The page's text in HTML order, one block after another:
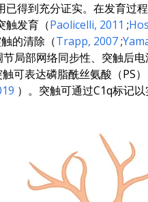
得到充分证实。在发育过
触发育（Paolicelli, 2011 ;
的清除（Trapp, 2007;
局部网络同步性、突触后
可表达磷脂酰丝氨酸（PS
）。突触可通过C1q标记